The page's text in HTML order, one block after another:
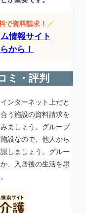
で資料請求！ ／
情報サイト
から！
ミ・評判
ンターネット上だと
う施設の資料請求を
ましょう。グループ
設なので、他人から
しましょう。グルー
、入居後の生活を思